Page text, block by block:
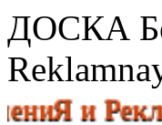
ДОСКА
и